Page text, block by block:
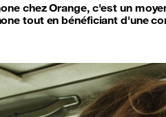
chez Orange, c'est un
tout en bénéficiant d'une